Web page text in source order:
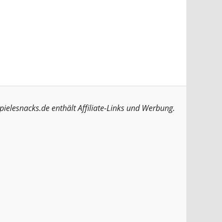
enthält Affiliate-Links und Werbung.